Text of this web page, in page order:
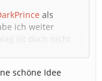
als
ich weiter
Garage
schöne Idee